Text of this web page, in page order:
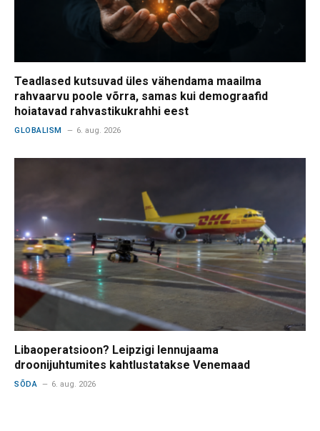
Teadlased kutsuvad üles vähendama maailma
rahvaarvu poole võrra, samas kui demograafid
hoiatavad rahvastikukrahhi eest
GLOBALISM 6. aug. 2026
Libaoperatsioon? Leipzigi lennujaama
droonijuhtumites kahtlustatakse Venemaad
SÕDA 6. aug. 2026